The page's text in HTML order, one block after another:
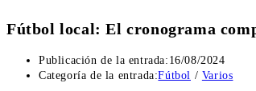
Fútbol local: El cronograma
Publicación de la entrada: 16/08/2024
Categoría de la entrada:Fútbol / Varios